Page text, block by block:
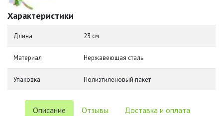
Характеристики
Длина 23 см
Материал Нержавеющая сталь
Упаковка Полиэтиленовый пакет
Описание Отзывы Доставка и оплата